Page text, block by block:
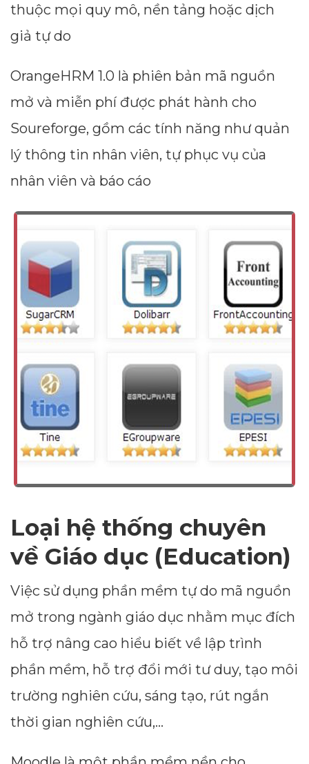
thuộc mọi quy mô, nền tảng hoặc dịch
giả tự do
OrangeHRM 1.0 là phiên bản mã nguồn
mở và miễn phí được phát hành cho
Soureforge, gồm các tính năng như quản
lý thông tin nhân viên, tự phục vụ của
nhân viên và báo cáo
Loại hệ thống chuyên
về Giáo dục (Education)
Việc sử dụng phần mềm tự do mã nguồn
mở trong ngành giáo dục nhằm mục đích
hỗ trợ nâng cao hiểu biết về lập trình
phần mềm, hỗ trợ đổi mới tư duy, tạo môi
trường nghiên cứu, sáng tạo, rút ngắn
thời gian nghiên cứu,...